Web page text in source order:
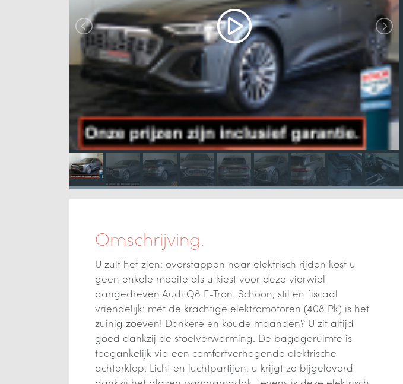
Omschrijving.
U zult het zien: overstappen naar elektrisch rijden kost u
geen enkele moeite als u kiest voor deze vierwiel
aangedreven Audi Q8 E-Tron. Schoon, stil en fiscaal
vriendelijk: met de krachtige elektromotoren (408 Pk) is het
zuinig zoeven! Donkere en koude maanden? U zit altijd
goed dankzij de stoelverwarming. De bagageruimte is
toegankelijk via een comfortverhogende elektrische
achterklep. Licht en luchtpartijen: u krijgt ze bijgeleverd